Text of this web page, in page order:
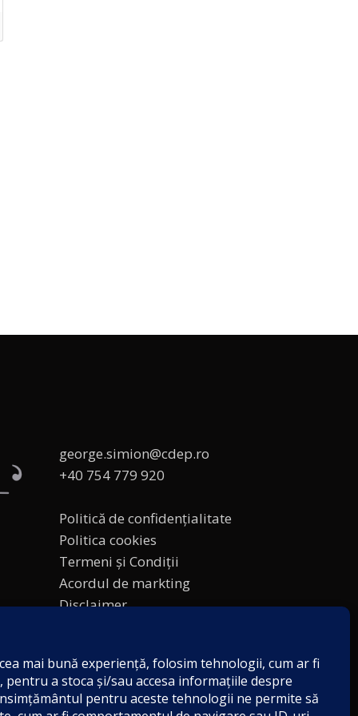
george.simion@cdep.ro
+40 754 779 920
Politică de confidențialitate
Politica cookies
Termeni și Condiții
Acordul de markting
Disclaimer